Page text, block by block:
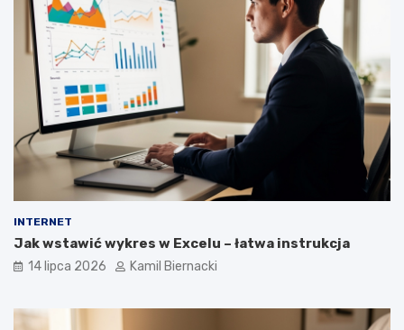
INTERNET
Jak wstawić wykres w Excelu – łatwa instrukcja
14 lipca 2026 Kamil Biernacki